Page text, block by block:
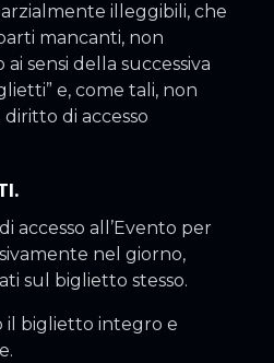
illeggibili, che
mancanti, non
sensi della successiva
e, come tali, non
di accesso
accesso all’Evento per
nel giorno,
sul biglietto stesso.
il biglietto integro e